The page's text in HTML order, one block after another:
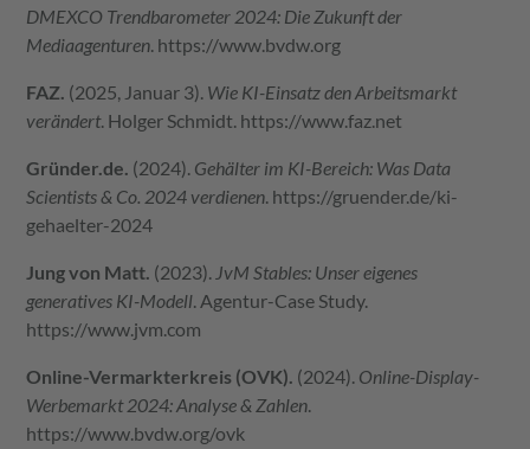
DMEXCO Trendbarometer 2024: Die Zukunft der
Mediaagenturen. https://www.bvdw.org
FAZ. (2025, Januar 3). Wie KI-Einsatz den Arbeitsmarkt
verändert. Holger Schmidt. https://www.faz.net
Gründer.de. (2024). Gehälter im KI-Bereich: Was Data
Scientists & Co. 2024 verdienen. https://gruender.de/ki-
gehaelter-2024
Jung von Matt. (2023). JvM Stables: Unser eigenes
generatives KI-Modell. Agentur-Case Study.
https://www.jvm.com
Online-Vermarkterkreis (OVK). (2024). Online-Display-
Werbemarkt 2024: Analyse & Zahlen.
https://www.bvdw.org/ovk